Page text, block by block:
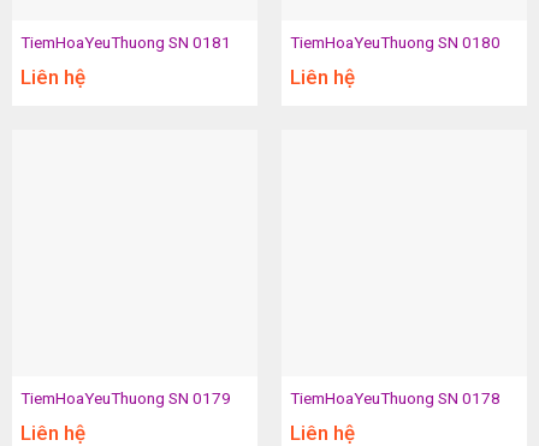
TiemHoaYeuThuong SN 0181
Liên hệ
TiemHoaYeuThuong SN 0180
Liên hệ
TiemHoaYeuThuong SN 0179
Liên hệ
TiemHoaYeuThuong SN 0178
Liên hệ